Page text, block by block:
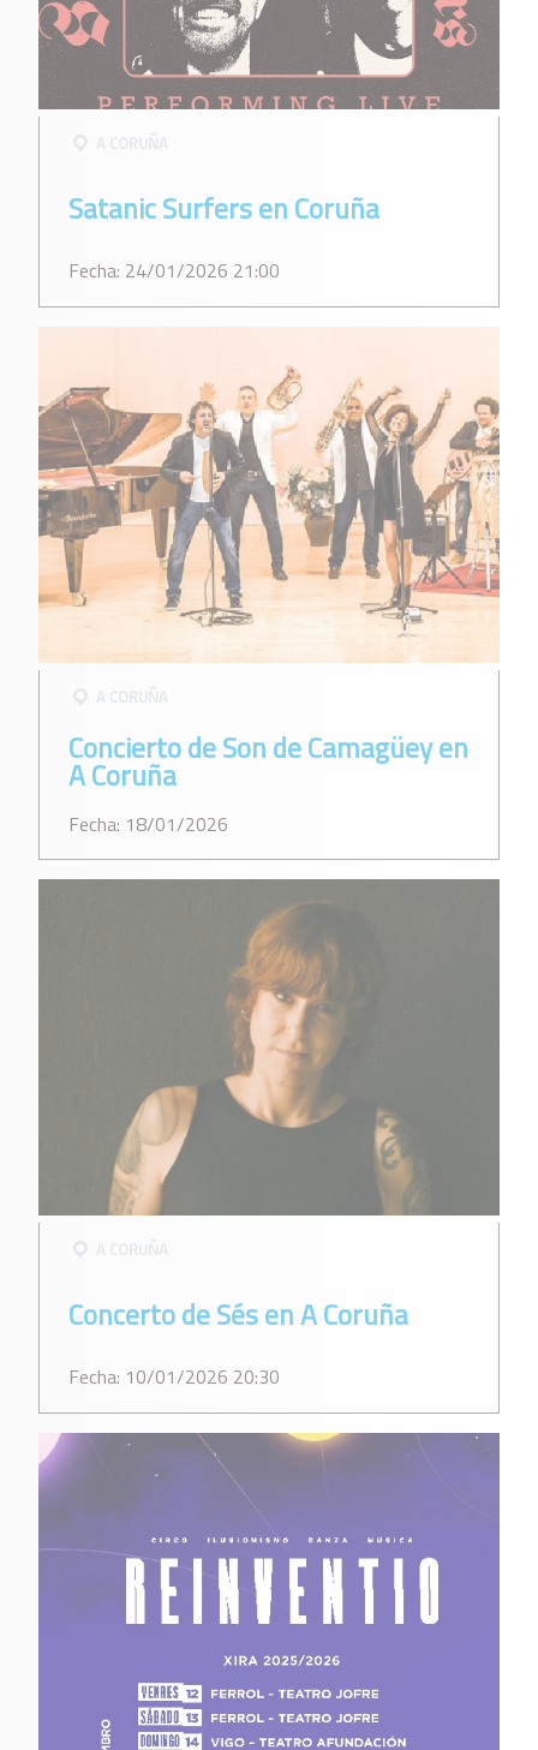
A CORUÑA
Satanic Surfers en Coruña
Fecha: 24/01/2026 21:00
A CORUÑA
Concierto de Son de Camagüey en
A Coruña
Fecha: 18/01/2026
A CORUÑA
Concerto de Sés en A Coruña
Fecha: 10/01/2026 20:30